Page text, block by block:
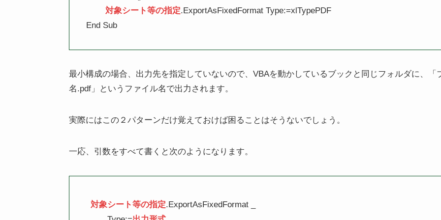
対象シート等の指定.ExportAsFixedFormat Type:=xlTypePDF
End Sub
最小構成の場合、出力先を指定していないので、VBAを動かしているブックと同じフォルダに、「
名.pdf」というファイル名で出力されます。
実際にはこの２パターンだけ覚えておけば困ることはそうないでしょう。
一応、引数をすべて書くと次のようになります。
対象シート等の指定.ExportAsFixedFormat _